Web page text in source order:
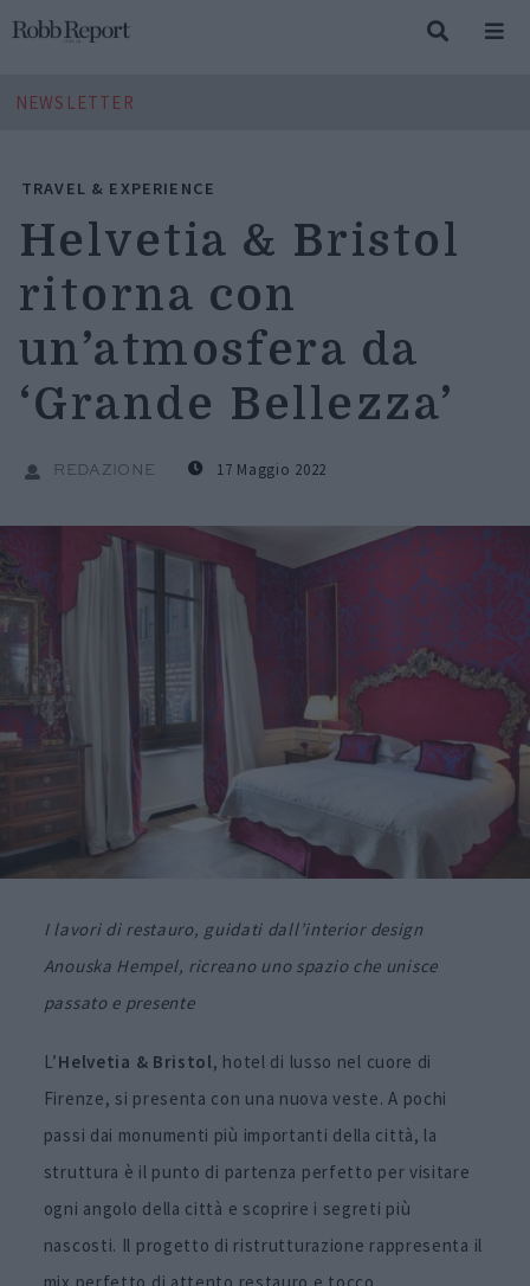
NEWSLETTER
TRAVEL & EXPERIENCE
Helvetia & Bristol
ritorna con
un’atmosfera da
‘Grande Bellezza’
REDAZIONE 17 Maggio 2022
I lavori di restauro, guidati dall’interior design
Anouska Hempel, ricreano uno spazio che unisce
passato e presente
L’Helvetia & Bristol, hotel di lusso nel cuore di
Firenze, si presenta con una nuova veste. A pochi
passi dai monumenti più importanti della città, la
struttura è il punto di partenza perfetto per visitare
ogni angolo della città e scoprire i segreti più
nascosti. Il progetto di ristrutturazione rappresenta il